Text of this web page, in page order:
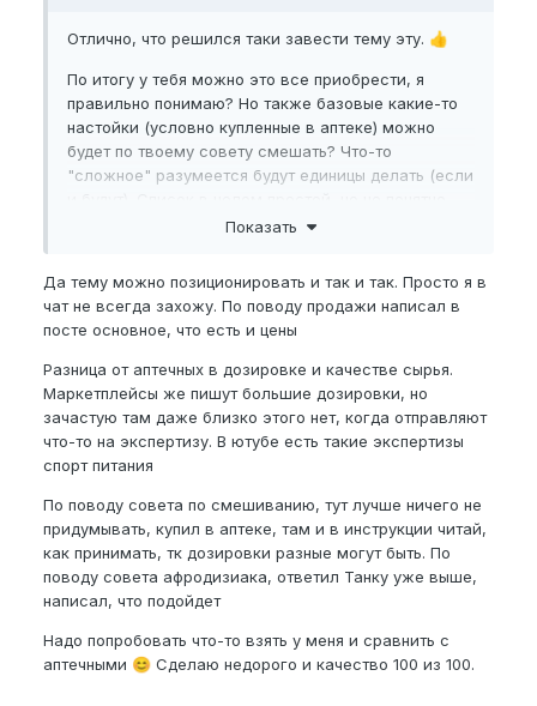
Отлично, что решился таки завести тему эту. 👍
По итогу у тебя можно это все приобрести, я
правильно понимаю? Но также базовые какие-то
настойки (условно купленные в аптеке) можно
будет по твоему совету смешать? Что-то
"сложное" разумеется будут единицы делать (если
чайный)
гинко билоба (растительный экстракт из
листьев дерева Ginkgo biloba)
женьшень)
трибулус(якорцы стелющиеся)
Когда я покупаю что-то в аптеке и/или
маркетплейсе, то у меня есть хоть какая-то
гарантия того что производителя контролирует
хоть кто-то. Перечисленные тобой выше травы -
как это все готовить/смешивать.
Показать
Да тему можно позиционировать и так и так. Просто я в
чат не всегда захожу. По поводу продажи написал в
посте основное, что есть и цены
Разница от аптечных в дозировке и качестве сырья.
Маркетплейсы же пишут большие дозировки, но
зачастую там даже близко этого нет, когда отправляют
что-то на экспертизу. В ютубе есть такие экспертизы
спорт питания
По поводу совета по смешиванию, тут лучше ничего не
придумывать, купил в аптеке, там и в инструкции читай,
как принимать, тк дозировки разные могут быть. По
поводу совета афродизиака, ответил Танку уже выше,
написал, что подойдет
Надо попробовать что-то взять у меня и сравнить с
аптечными 😊 Сделаю недорого и качество 100 из 100.